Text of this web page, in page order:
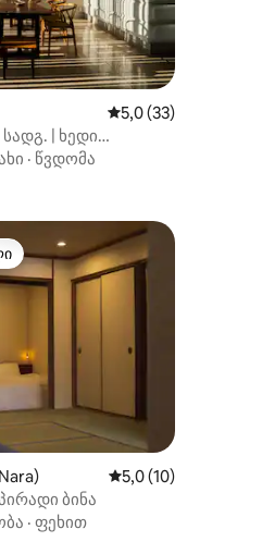
22 მიმოხილვა
საშუალო
5,0 (33)
სადგ. | ხედი
· წვდომა
39 მიმოხილვა
საშუალო
5,0 (10)
ბინა
· ფეხით